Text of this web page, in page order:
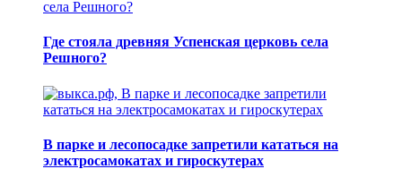
Где стояла древняя Успенская церковь села
Решного?
В парке и лесопосадке запретили кататься на
электросамокатах и гироскутерах